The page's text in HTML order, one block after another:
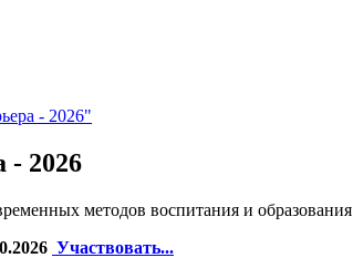
- 2026"
- 2026
методов воспитания и образования
Участвовать...